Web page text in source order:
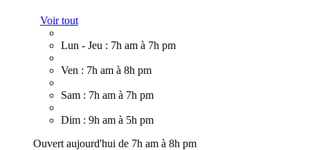
Voir tout
Lun - Jeu : 7h am à 7h pm
Ven : 7h am à 8h pm
Sam : 7h am à 7h pm
Dim : 9h am à 5h pm
Ouvert aujourd'hui de 7h am à 8h pm